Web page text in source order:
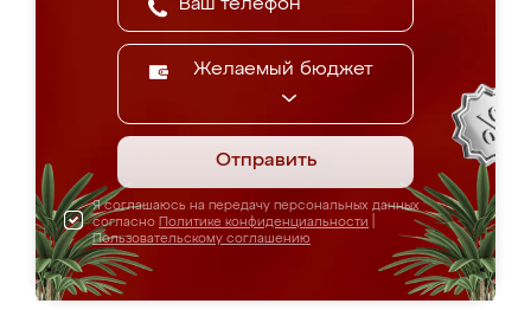
Желаемый бюджет
Отправить
Я соглашаюсь на передачу персональных данных
согласно Политике конфиденциальности
Пользовательскому соглашению